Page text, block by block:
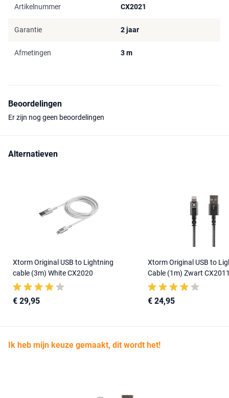
Artikelnummer CX2021
Garantie 2 jaar
Afmetingen 3 m
Beoordelingen
Er zijn nog geen beoordelingen
Alternatieven
Xtorm Original USB to Lightning
cable (3m) White CX2020
€ 29,95
Xtorm Original USB to
Cable (1m) Zwart
€ 24,95
Ik heb mijn keuze gemaakt, dit wordt het!